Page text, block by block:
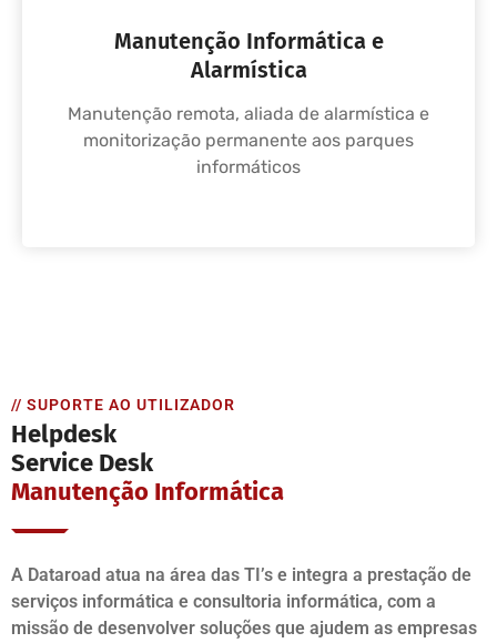
Manutenção Informática e
Alarmística
Manutenção remota, aliada de alarmística e
monitorização permanente aos parques
informáticos
// SUPORTE AO UTILIZADOR
Helpdesk
Service Desk
Manutenção Informática
A Dataroad atua na área das TI’s e integra a prestação de
serviços informática e consultoria informática, com a
missão de desenvolver soluções que ajudem as empresas